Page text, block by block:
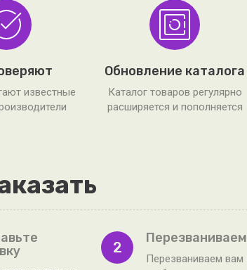
известные
Обновление каталога
Каталог товаров регулярно
расширяется и пополняется
2
Перезваниваем
Перезваниваем вам